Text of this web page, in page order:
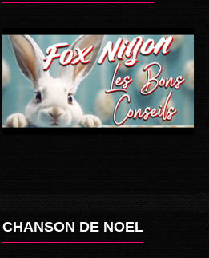
CHANSON DE NOEL